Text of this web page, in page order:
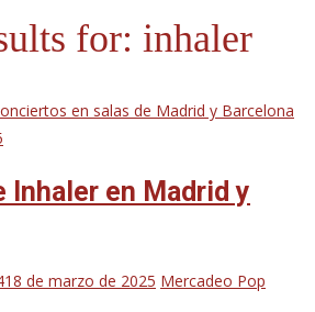
for: inhaler
Inhaler en Madrid y
18 de marzo de 2025 Mercadeo Pop